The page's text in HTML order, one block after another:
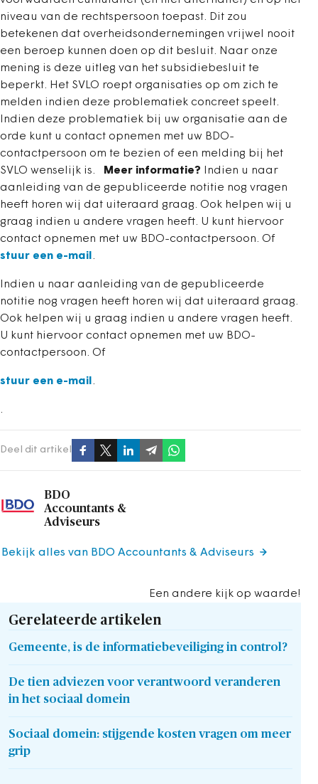
niveau van de rechtspersoon toepast. Dit zou
betekenen dat overheidsondernemingen vrijwel nooit
een beroep kunnen doen op dit besluit. Naar onze
mening is deze uitleg van het subsidiebesluit te
beperkt. Het SVLO roept organisaties op om zich te
melden indien deze problematiek concreet speelt.
Indien deze problematiek bij uw organisatie aan de
orde kunt u contact opnemen met uw BDO-
contactpersoon om te bezien of een melding bij het
SVLO wenselijk is.
Meer informatie? Indien u naar
aanleiding van de gepubliceerde notitie nog vragen
heeft horen wij dat uiteraard graag. Ook helpen wij u
graag indien u andere vragen heeft. U kunt hiervoor
contact opnemen met uw BDO-contactpersoon. Of
stuur een e-mail .
Indien u naar aanleiding van de gepubliceerde
notitie nog vragen heeft horen wij dat uiteraard graag.
Ook helpen wij u graag indien u andere vragen heeft.
U kunt hiervoor contact opnemen met uw BDO-
contactpersoon. Of
stuur een e-mail .
.
Deel dit artikel
BDO
Accountants &
Adviseurs
Een andere kijk op waarde!
Bekijk alles van BDO Accountants & Adviseurs
Gerelateerde artikelen
Gemeente, is de informatiebeveiliging in control?
De tien adviezen voor verantwoord veranderen
in het sociaal domein
Sociaal domein: stijgende kosten vragen om meer
grip